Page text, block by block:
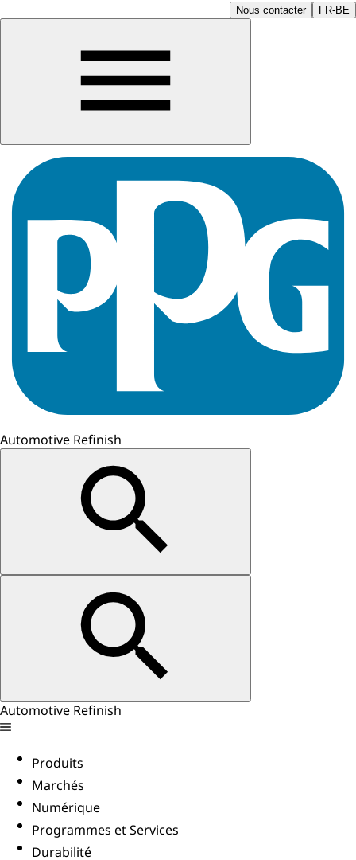
Nous contacter FR-BE
Automotive Refinish
Automotive Refinish
Produits
Marchés
Numérique
Programmes et Services
Durabilité